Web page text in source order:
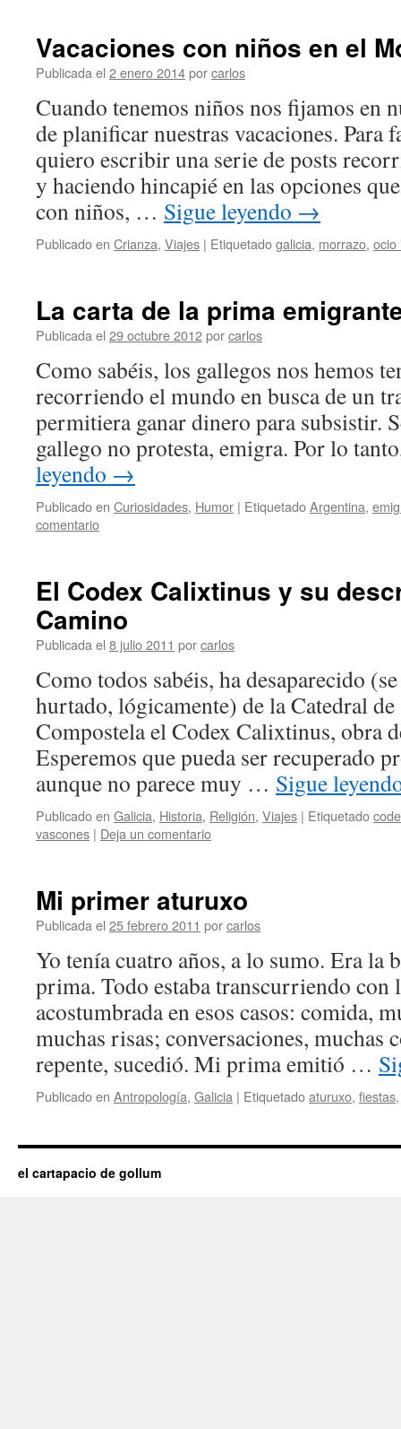
Vacaciones con niños en el
Publicada el 2 enero 2014porcarlos
Cuando tenemos niños nos fijamos en
de planificar nuestras vacaciones. Para
quiero escribir una serie de posts
y haciendo hincapié en las opciones
con niños, … Sigue leyendo →
Publicado en Crianza, Viajes | Etiquetadogalicia, morrazo, ocio
La carta de la prima
Publicada el 29 octubre 2012porcarlos
Como sabéis, los gallegos nos hemos
recorriendo el mundo en busca de un
permitiera ganar dinero para subsistir.
gallego no protesta, emigra. Por lo
leyendo →
Publicado en Curiosidades, Humor | EtiquetadoArgentina,
comentario
El Codex Calixtinus y su
Camino
Publicada el 8 julio 2011 porcarlos
Como todos sabéis, ha desaparecido
hurtado, lógicamente) de la Catedral de
Compostela el Codex Calixtinus, obra
Esperemos que pueda ser recuperado
aunque no parece muy … Sigue
Publicado en Galicia, Historia, Religión, Viajes | Etiquetado
vascones | Deja un comentario
Mi primer aturuxo
Publicada el 25 febrero 2011 porcarlos
Yo tenía cuatro años, a lo sumo. Era la
prima. Todo estaba transcurriendo con
acostumbrada en esos casos: comida,
muchas risas; conversaciones, muchas
repente, sucedió. Mi prima emitió …
Publicado en Antropología, Galicia | Etiquetadoaturuxo, fiestas
el cartapacio de gollum